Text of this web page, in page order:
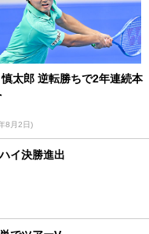
太郎 逆転勝ちで2年連続本
8月2日)
イ決勝進出